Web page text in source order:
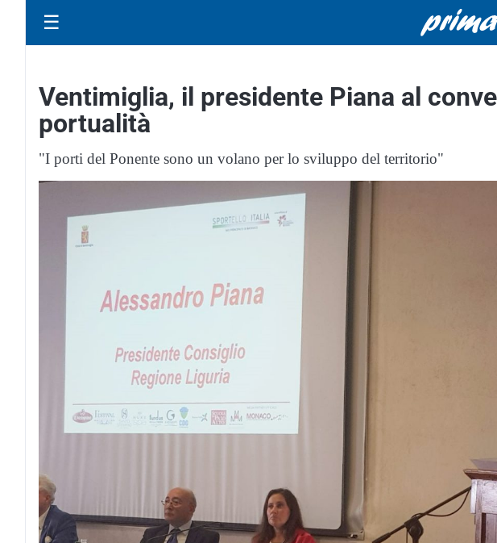
☰
Ventimiglia, il presidente Piana al
portualità
"I porti del Ponente sono un volano per lo sviluppo del territorio"